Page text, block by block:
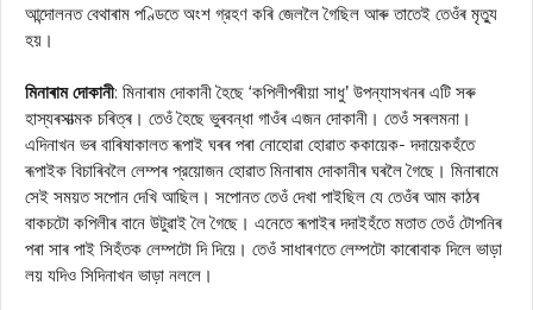
আন্দোলনত বেথাৰাম পণ্ডিতে অংশ গ্রহণ কৰি জেললৈ গৈছিল আৰু তাতেই তেওঁৰ মৃত্যু
হয়।
মিনাৰাম দোকানী: মিনাৰাম দোকানী হৈছে ‘কপিলীপৰীয়া সাধু’ উপন্যাসখনৰ এটি সৰু
হাস্যৰসাত্মক চৰিত্ৰ। তেওঁ হৈছে ভুৰবন্ধা গাওঁৰ এজন দোকানী। তেওঁ সৰলমনা।
এদিনাখন ভৰ বাৰিষাকালত ৰূপাই ঘৰৰ পৰা নোহোৱা হোৱাত ককায়েক- দদায়েকহঁতে
ৰূপাইক বিচাৰিবলৈ লেম্পৰ প্রয়োজন হোৱাত মিনাৰাম দোকানীৰ ঘৰলৈ গৈছে। মিনাৰামে
সেই সময়ত সপোন দেখি আছিল। সপোনত তেওঁ দেখা পাইছিল যে তেওঁৰ আম কাঠৰ
বাকচটো কপিলীৰ বানে উটুৱাই লৈ গৈছে। এনেতে ৰূপাইৰ দদাইহঁতে মতাত তেওঁ টোপনিৰ
পৰা সাৰ পাই সিহঁতক লেম্পটো দি দিয়ে। তেওঁ সাধাৰণতে লেম্পটো কাৰোবাক দিলে ভাড়া
লয় যদিও সিদিনাখন ভাড়া নললে।